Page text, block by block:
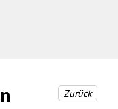
Zurück